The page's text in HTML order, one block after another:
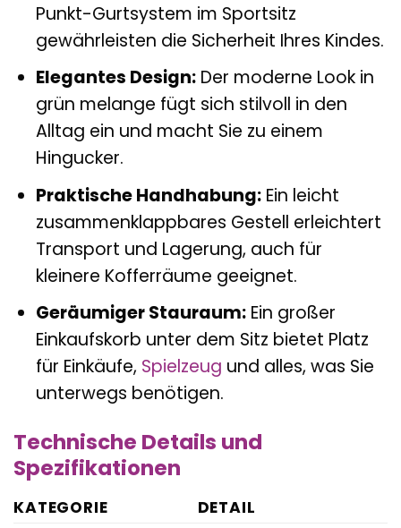
Punkt-Gurtsystem im Sportsitz
gewährleisten die Sicherheit Ihres Kindes.
Elegantes Design:Der moderne Look in
grün melange fügt sich stilvoll in den
Alltag ein und macht Sie zu einem
Hingucker.
Praktische Handhabung:Ein leicht
zusammenklappbares Gestell erleichtert
Transport und Lagerung, auch für
kleinere Kofferräume geeignet.
Geräumiger Stauraum:Ein großer
Einkaufskorb unter dem Sitz bietet Platz
für Einkäufe, Spielzeug und alles, was Sie
unterwegs benötigen.
Technische Details und
Spezifikationen
KATEGORIE
DETAIL